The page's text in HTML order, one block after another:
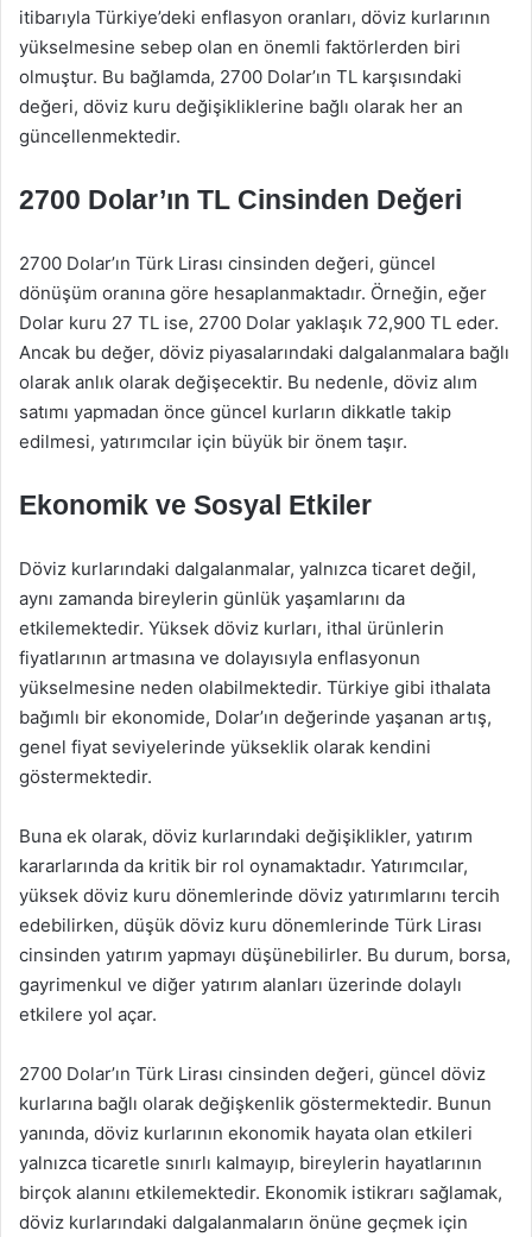
itibarıyla Türkiye’deki enflasyon oranları, döviz kurlarının
yükselmesine sebep olan en önemli faktörlerden biri
olmuştur. Bu bağlamda, 2700 Dolar’ın TL karşısındaki
değeri, döviz kuru değişikliklerine bağlı olarak her an
güncellenmektedir.
2700 Dolar’ın TL Cinsinden Değeri
2700 Dolar’ın Türk Lirası cinsinden değeri, güncel
dönüşüm oranına göre hesaplanmaktadır. Örneğin, eğer
Dolar kuru 27 TL ise, 2700 Dolar yaklaşık 72,900 TL eder.
Ancak bu değer, döviz piyasalarındaki dalgalanmalara bağlı
olarak anlık olarak değişecektir. Bu nedenle, döviz alım
satımı yapmadan önce güncel kurların dikkatle takip
edilmesi, yatırımcılar için büyük bir önem taşır.
Ekonomik ve Sosyal Etkiler
Döviz kurlarındaki dalgalanmalar, yalnızca ticaret değil,
aynı zamanda bireylerin günlük yaşamlarını da
etkilemektedir. Yüksek döviz kurları, ithal ürünlerin
fiyatlarının artmasına ve dolayısıyla enflasyonun
yükselmesine neden olabilmektedir. Türkiye gibi ithalata
bağımlı bir ekonomide, Dolar’ın değerinde yaşanan artış,
genel fiyat seviyelerinde yükseklik olarak kendini
göstermektedir.
Buna ek olarak, döviz kurlarındaki değişiklikler, yatırım
kararlarında da kritik bir rol oynamaktadır. Yatırımcılar,
yüksek döviz kuru dönemlerinde döviz yatırımlarını tercih
edebilirken, düşük döviz kuru dönemlerinde Türk Lirası
cinsinden yatırım yapmayı düşünebilirler. Bu durum, borsa,
gayrimenkul ve diğer yatırım alanları üzerinde dolaylı
etkilere yol açar.
2700 Dolar’ın Türk Lirası cinsinden değeri, güncel döviz
kurlarına bağlı olarak değişkenlik göstermektedir. Bunun
yanında, döviz kurlarının ekonomik hayata olan etkileri
yalnızca ticaretle sınırlı kalmayıp, bireylerin hayatlarının
birçok alanını etkilemektedir. Ekonomik istikrarı sağlamak,
döviz kurlarındaki dalgalanmaların önüne geçmek için